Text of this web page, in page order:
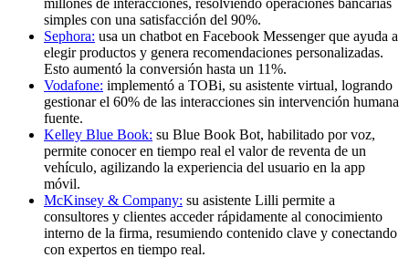
millones de interacciones, resolviendo operaciones bancarias
simples con una satisfacción del 90%.
Sephora: usa un chatbot en Facebook Messenger que ayuda a
elegir productos y genera recomendaciones personalizadas.
Esto aumentó la conversión hasta un 11%.
Vodafone: implementó a TOBi, su asistente virtual, logrando
gestionar el 60% de las interacciones sin intervención humana
fuente.
Kelley Blue Book: su Blue Book Bot, habilitado por voz,
permite conocer en tiempo real el valor de reventa de un
vehículo, agilizando la experiencia del usuario en la app
móvil.
McKinsey & Company: su asistente Lilli permite a
consultores y clientes acceder rápidamente al conocimiento
interno de la firma, resumiendo contenido clave y conectando
con expertos en tiempo real.